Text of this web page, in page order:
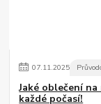
07.11.2025
Jaké oblečení
každé počasí!